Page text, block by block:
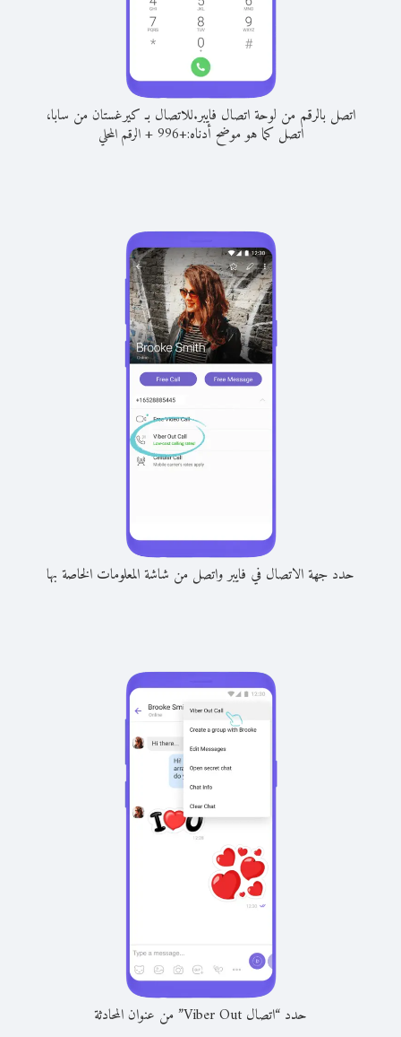
اتصل بالرقم من لوحة اتصال فايبر.للاتصال بـ كيرغستان من سابا،
اتصل كما هو موضح أدناه:+
996
+الرقم المحلي
حدد جهة الاتصال في فايبر واتصل من شاشة المعلومات الخاصة بها
حدد “اتصال Viber Out” من عنوان المحادثة